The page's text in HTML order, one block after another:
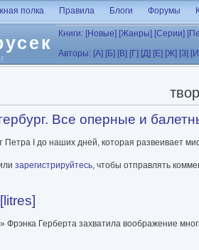
полка Правила Блоги Форумы
Книги: [Новые] [Жанры] [Серии]
Авторы: [А] [Б] [В] [Г] [Д] [Е] [Ж] [З]
Все оперные и
I до наших дней, которая развеивает
Петербург. Все оперные и балетные сцены
зарегистрируйтесь, чтобы отправлять
Герберта захватила воображение